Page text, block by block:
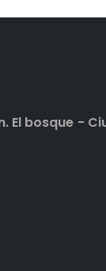
El bosque -